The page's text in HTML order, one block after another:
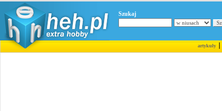
Szukaj
artykuły|